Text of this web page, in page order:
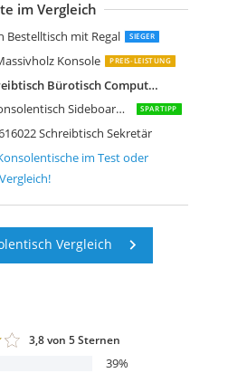
im Vergleich
Bestelltisch mit Regal SIEGER
Konsole PREIS-LEISTUNG
Loft24 Carmen Schreibtisch Bürotisch Computertisch PC Tisch Konsolentisch
sogesfurniture Vintage Konsolentisch Sideboard Beistelltisch
SPARTIPP
Schreibtisch Sekretär
[en.casa]
im Test oder
Vergleich!
Vergleich
3,8von 5 Sternen
39%